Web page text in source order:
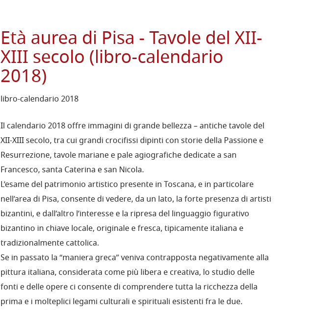
Età aurea di Pisa - Tavole del XII-
XIII secolo (libro-calendario
2018)
libro-calendario 2018
Il calendario 2018 offre immagini di grande bellezza – antiche tavole del
XII-XIII secolo, tra cui grandi crocifissi dipinti con storie della Passione e
Resurrezione, tavole mariane e pale agiografiche dedicate a san
Francesco, santa Caterina e san Nicola.
L’esame del patrimonio artistico presente in Toscana, e in particolare
nell’area di Pisa, consente di vedere, da un lato, la forte presenza di artisti
bizantini, e dall’altro l’interesse e la ripresa del linguaggio figurativo
bizantino in chiave locale, originale e fresca, tipicamente italiana e
tradizionalmente cattolica.
Se in passato la “maniera greca” veniva contrapposta negativamente alla
pittura italiana, considerata come più libera e creativa, lo studio delle
fonti e delle opere ci consente di comprendere tutta la ricchezza della
prima e i molteplici legami culturali e spirituali esistenti fra le due.